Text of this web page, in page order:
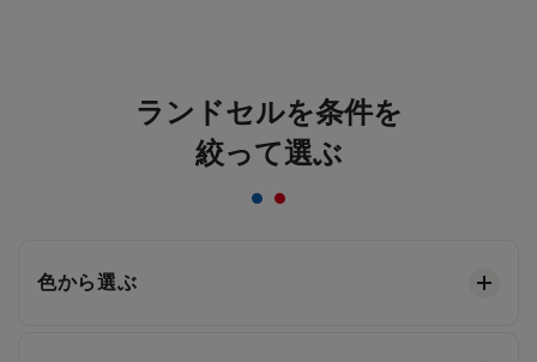
ランドセルを条件を
絞って選ぶ
色から選ぶ